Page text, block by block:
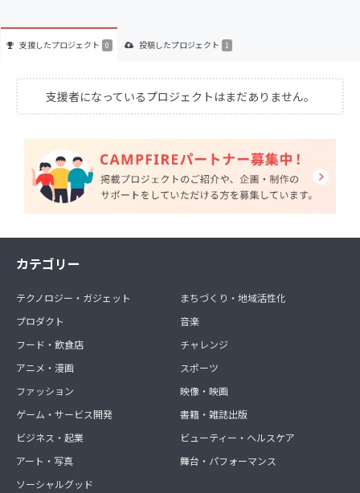
支援したプロジェクト 0 投稿したプロジェクト 1
支援者になっているプロジェクトはまだありません。
カテゴリー
テクノロジー・ガジェット
プロダクト
フード・飲食店
アニメ・漫画
ファッション
ゲーム・サービス開発
ビジネス・起業
アート・写真
ソーシャルグッド
まちづくり・地域活性化
音楽
チャレンジ
スポーツ
映像・映画
書籍・雑誌出版
ビューティー・ヘルスケア
舞台・パフォーマンス